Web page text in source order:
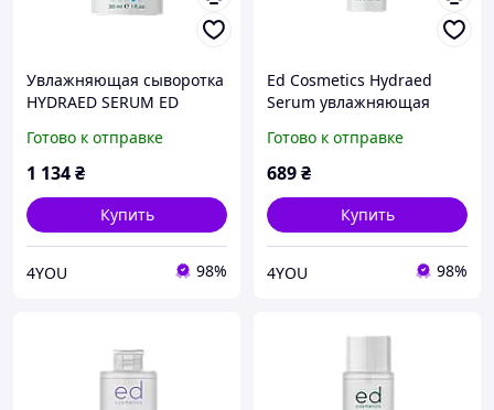
Увлажняющая сыворотка
HYDRAED SERUM ED
Готово к отправке
1 134₴
Купить
4YOU 98%
Ed Cosmetics Hydraed
Serum увлажняющая
Готово к отправке
689₴
Купить
4YOU 98%